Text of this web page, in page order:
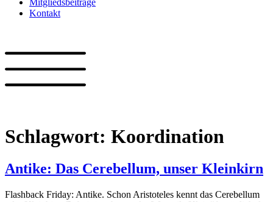
Mitgliedsbeiträge
Kontakt
Schlagwort: Koordination
Antike: Das Cerebellum, unser Kleinkirn
Flashback Friday: Antike. Schon Aristoteles kennt das Cerebellum